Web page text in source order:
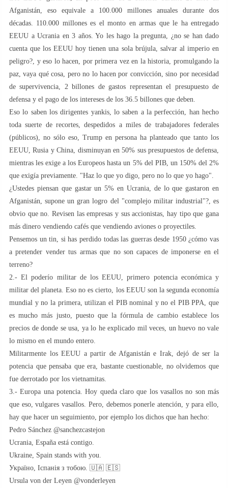
Afganistán, eso equivale a 100.000 millones anuales durante dos
décadas. 110.000 millones es el monto en armas que le ha entregado
EEUU a Ucrania en 3 años. Yo les hago la pregunta, ¿no se han dado
cuenta que los EEUU hoy tienen una sola brújula, salvar al imperio en
peligro?, y eso lo hacen, por primera vez en la historia, promulgando la
paz, vaya qué cosa, pero no lo hacen por convicción, sino por necesidad
de supervivencia, 2 billones de gastos representan el presupuesto de
defensa y el pago de los intereses de los 36.5 billones que deben.
Eso lo saben los dirigentes yankis, lo saben a la perfección, han hecho
toda suerte de recortes, despedidos a miles de trabajadores federales
(públicos), no sólo eso, Trump en persona ha planteado que tanto los
EEUU, Rusia y China, disminuyan en 50% sus presupuestos de defensa,
mientras les exige a los Europeos hasta un 5% del PIB, un 150% del 2%
que exigía previamente. "Haz lo que yo digo, pero no lo que yo hago".
¿Ustedes piensan que gastar un 5% en Ucrania, de lo que gastaron en
Afganistán, supone un gran logro del "complejo militar industrial"?, es
obvio que no. Revisen las empresas y sus accionistas, hay tipo que gana
más dinero vendiendo cafés que vendiendo aviones o proyectiles.
Pensemos un tin, si has perdido todas las guerras desde 1950 ¿cómo vas
a pretender vender tus armas que no son capaces de imponerse en el
terreno?
2.- El poderío militar de los EEUU, primero potencia económica y
militar del planeta. Eso no es cierto, los EEUU son la segunda economía
mundial y no la primera, utilizan el PIB nominal y no el PIB PPA, que
es mucho más justo, puesto que la fórmula de cambio establece los
precios de donde se usa, ya lo he explicado mil veces, un huevo no vale
lo mismo en el mundo entero.
Militarmente los EEUU a partir de Afganistán e Irak, dejó de ser la
potencia que pensaba que era, bastante cuestionable, no olvidemos que
fue derrotado por los vietnamitas.
3.- Europa una potencia. Hoy queda claro que los vasallos no son más
que eso, vulgares vasallos. Pero, debemos ponerle atención, y para ello,
hay que hacer un seguimiento, por ejemplo los dichos que han hecho:
Pedro Sánchez @sanchezcastejon
Ucrania, España está contigo.
Ukraine, Spain stands with you.
Україно, Іспанія з тобою. 🇺🇦 🇪🇸
Ursula von der Leyen @vonderleyen